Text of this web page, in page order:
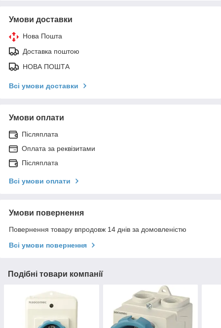
Умови доставки
Нова Пошта
Доставка поштою
НОВА ПОШТА
Всі умови доставки
Умови оплати
Післяплата
Оплата за реквізитами
Післяплата
Всі умови оплати
Умови повернення
Повернення товару впродовж 14 днів за домовленістю
Всі умови повернення
Подібні товари компанії